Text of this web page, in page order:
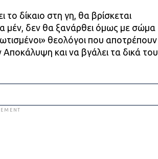
δίκαιο στη γη, θα βρίσκεται
μέν, δεν θα ξανάρθει όμως με σώμα
θεολόγοι που αποτρέπουν
και να βγάλει τα δικά του